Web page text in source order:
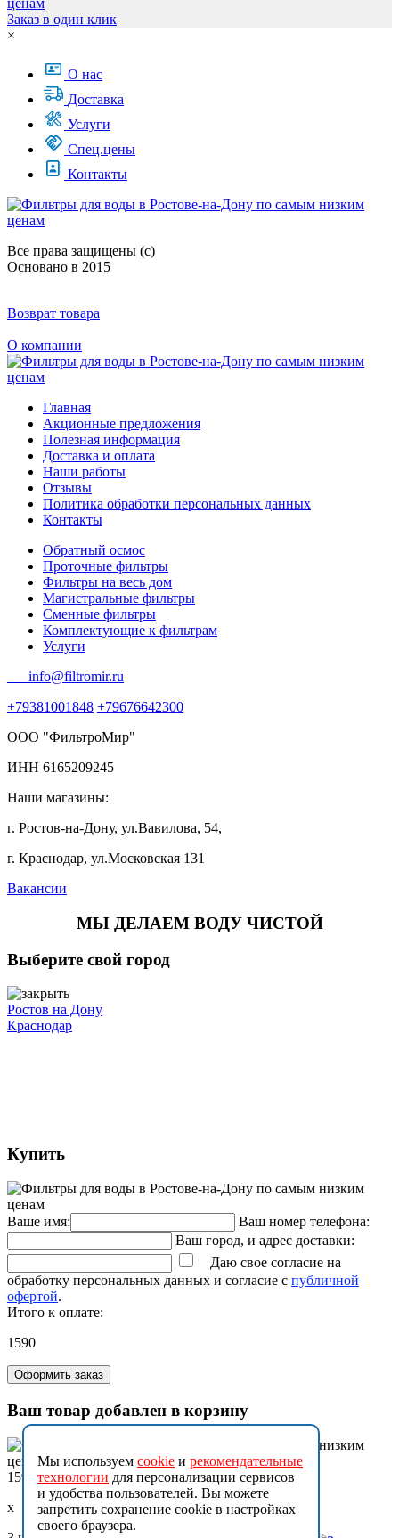
Заказ в один клик
×
О нас
Доставка
Услуги
Спец.цены
Контакты
Все права защищены (с)
Основано в 2015
Возврат товара
О компании
Главная
Акционные предложения
Полезная информация
Доставка и оплата
Наши работы
Отзывы
Политика обработки персональных данных
Контакты
Обратный осмос
Проточные фильтры
Фильтры на весь дом
Магистральные фильтры
Сменные фильтры
Комплектующие к фильтрам
Услуги
info@filtromir.ru
+79381001848 +79676642300
ООО "ФильтроМир"
ИНН 6165209245
Наши магазины:
г. Ростов-на-Дону, ул.Вавилова, 54,
г. Краснодар, ул.Московская 131
Вакансии
МЫ ДЕЛАЕМ ВОДУ ЧИСТОЙ
Выберите свой город
Ростов на Дону
Краснодар
Купить
Ваше имя:
Ваш номер телефона:
Ваш город, и адрес доставки:
Даю свое согласие на
обработку персональных данных и согласие с публичной
офертой.
Итого к оплате:
1590
Оформить заказ
Ваш товар добавлен в корзину
1590
x
Мы используем cookie и рекомендательные
технологии для персонализации сервисов
и удобства пользователей. Вы можете
запретить сохранение cookie в настройках
своего браузера.